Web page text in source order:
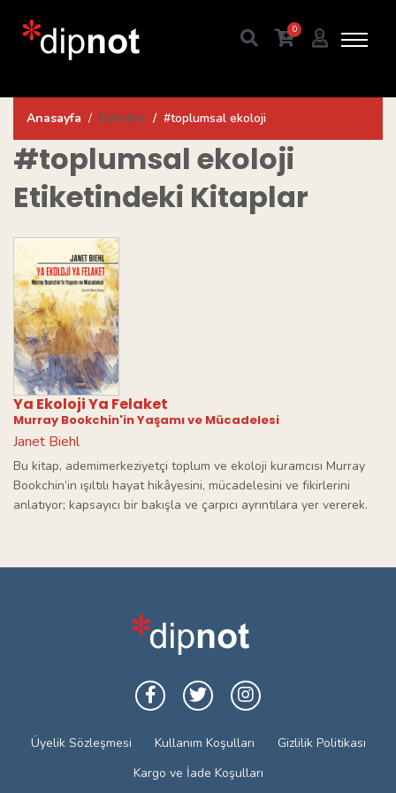
0
Anasayfa Etiketler #toplumsal ekoloji
#toplumsal ekoloji
Etiketindeki Kitaplar
Ya Ekoloji Ya Felaket
Murray Bookchin'in Yaşamı ve Mücadelesi
Janet Biehl
Bu kitap, ademimerkeziyetçi toplum ve ekoloji kuramcısı Murray
Bookchin’in ışıltılı hayat hikâyesini, mücadelesini ve fikirlerini
anlatıyor; kapsayıcı bir bakışla ve çarpıcı ayrıntılara yer vererek.
Üyelik Sözleşmesi Kullanım Koşulları
Gizlilik Politikası
Kargo ve İade Koşulları